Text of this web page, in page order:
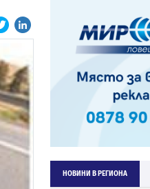
НОВИНИ В РЕГИОНА